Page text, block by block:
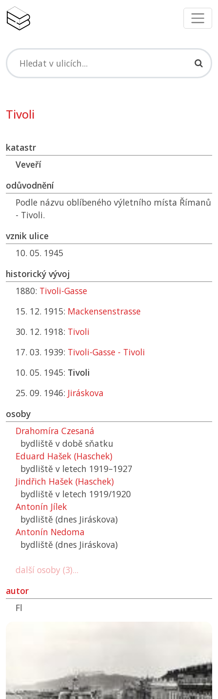
Tivoli
katastr
Veveří
odůvodnění
Podle názvu oblíbeného výletního místa Římanů
- Tivoli.
vznik ulice
10. 05. 1945
historický vývoj
1880: Tivoli-Gasse
15. 12. 1915: Mackensenstrasse
30. 12. 1918: Tivoli
17. 03. 1939: Tivoli-Gasse - Tivoli
10. 05. 1945: Tivoli
25. 09. 1946: Jiráskova
osoby
Drahomíra Czesaná
bydliště v době sňatku
Eduard Hašek (Haschek)
bydliště v letech 1919–1927
Jindřich Hašek (Haschek)
bydliště v letech 1919/1920
Antonín Jílek
bydliště (dnes Jiráskova)
Antonín Nedoma
bydliště (dnes Jiráskova)
další osoby (3)...
autor
Fl